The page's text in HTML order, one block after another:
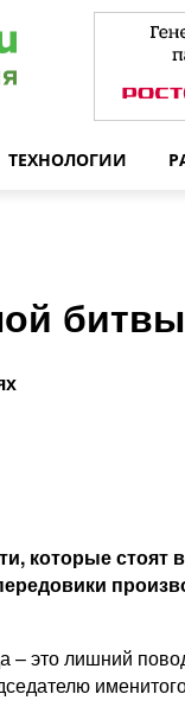
ТЕХНОЛОГИИ
битвы
которые
– это лишний